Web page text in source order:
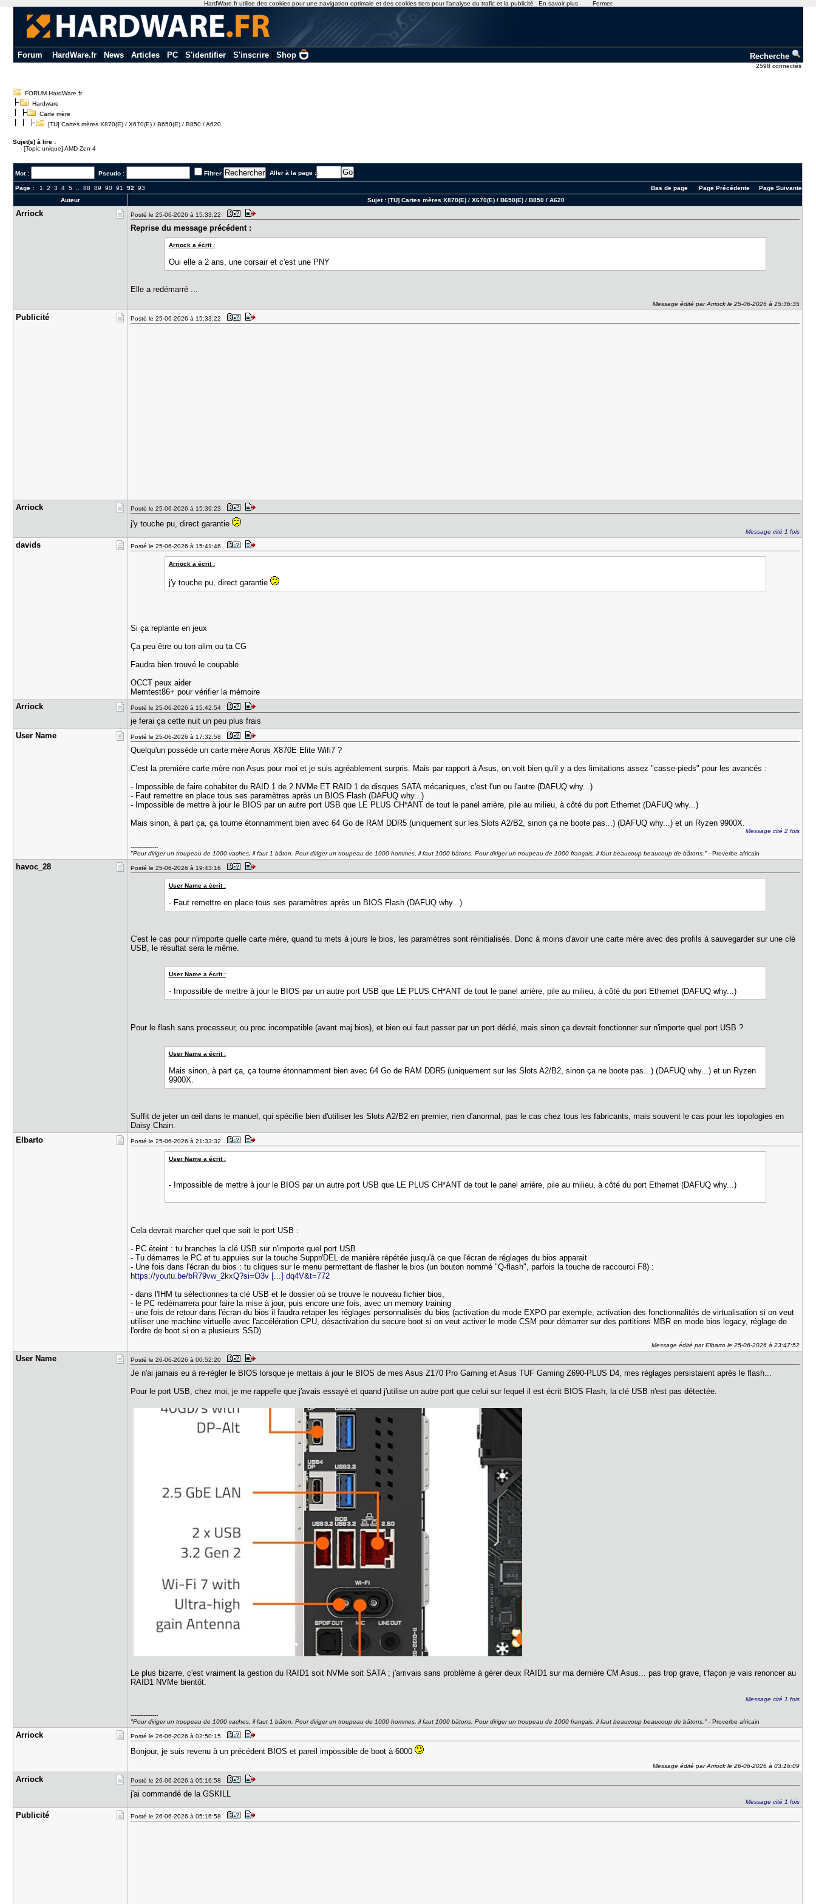
Forum HardWare.fr| News| Articles| PC| S'identifier| S'inscrire| Shop Recherche
2598 connectés
FORUM HardWare.fr
Hardware
Carte mère
[TU] Cartes mères X870(E) / X670(E) / B650(E) / B850 / A620
Sujet(s) à lire :
-[Topic unique] AMD Zen 4
Mot : Pseudo : Filtrer Aller à la page :
Page : 1 2 3 4 5 ..88 89 90 91 92 93 Page Suivante
Page Précédente
Bas de page
Auteur
Sujet :[TU] Cartes mères X870(E) / X670(E) / B650(E) / B850 / A620
Arriock Posté le 25-06-2026 à 15:33:22
Reprise du message précédent :
Arriock a écrit :
Oui elle a 2 ans, une corsair et c'est une PNY
Elle a redémarré ...
Message édité par Arriock le 25-06-2026 à 15:36:35
Publicité Posté le 25-06-2026 à 15:33:22
Arriock Posté le 25-06-2026 à 15:39:23
j'y touche pu, direct garantie
Message cité 1 fois
davids Posté le 25-06-2026 à 15:41:46
Arriock a écrit :
j'y touche pu, direct garantie
Si ça replante en jeux
Ça peu être ou ton alim ou ta CG
Faudra bien trouvé le coupable
OCCT peux aider
Memtest86+ pour vérifier la mémoire
Arriock
Posté le 25-06-2026 à 15:42:54
je ferai ça cette nuit un peu plus frais
User Name
Posté le 25-06-2026 à 17:32:58
Quelqu'un possède un carte mère Aorus X870E Elite Wifi7 ?
C'est la première carte mère non Asus pour moi et je suis agréablement surpris. Mais par rapport à Asus, on voit bien qu'il y a des limitations assez "casse-pieds" pour les avancés :
- Impossible de faire cohabiter du RAID 1 de 2 NVMe ET RAID 1 de disques SATA mécaniques, c'est l'un ou l'autre (DAFUQ why...)
- Faut remettre en place tous ses paramètres après un BIOS Flash (DAFUQ why...)
- Impossible de mettre à jour le BIOS par un autre port USB que LE PLUS CH*ANT de tout le panel arrière, pile au milieu, à côté du port Ethernet (DAFUQ why...)
Mais sinon, à part ça, ça tourne étonnamment bien avec 64 Go de RAM DDR5 (uniquement sur les Slots A2/B2, sinon ça ne boote pas...) (DAFUQ why...) et un Ryzen 9900X.
Message cité 2 fois
---------------
"Pour diriger un troupeau de 1000 vaches, il faut 1 bâton. Pour diriger un troupeau de 1000 hommes, il faut 1000 bâtons. Pour diriger un troupeau de 1000 français, il faut beaucoup beaucoup de bâtons." - Proverbe africain
havoc_28 Posté le 25-06-2026 à 19:43:16
User Name a écrit :
- Faut remettre en place tous ses paramètres après un BIOS Flash (DAFUQ why...)
C'est le cas pour n'importe quelle carte mère, quand tu mets à jours le bios, les paramètres sont réinitialisés. Donc à moins d'avoir une carte mère avec des profils à sauvegarder sur une clé
USB, le résultat sera le même.
User Name a écrit :
- Impossible de mettre à jour le BIOS par un autre port USB que LE PLUS CH*ANT de tout le panel arrière, pile au milieu, à côté du port Ethernet (DAFUQ why...)
Pour le flash sans processeur, ou proc incompatible (avant maj bios), et bien oui faut passer par un port dédié, mais sinon ça devrait fonctionner sur n'importe quel port USB ?
User Name a écrit :
Mais sinon, à part ça, ça tourne étonnamment bien avec 64 Go de RAM DDR5 (uniquement sur les Slots A2/B2, sinon ça ne boote pas...) (DAFUQ why...) et un Ryzen
9900X.
Suffit de jeter un œil dans le manuel, qui spécifie bien d'utiliser les Slots A2/B2 en premier, rien d'anormal, pas le cas chez tous les fabricants, mais souvent le cas pour les topologies en
Daisy Chain.
Elbarto
Posté le 25-06-2026 à 21:33:32
User Name a écrit :
- Impossible de mettre à jour le BIOS par un autre port USB que LE PLUS CH*ANT de tout le panel arrière, pile au milieu, à côté du port Ethernet (DAFUQ why...)
Cela devrait marcher quel que soit le port USB :
- PC éteint : tu branches la clé USB sur n'importe quel port USB
- Tu démarres le PC et tu appuies sur la touche Suppr/DEL de manière répétée jusqu'à ce que l'écran de réglages du bios apparait
- Une fois dans l'écran du bios : tu cliques sur le menu permettant de flasher le bios (un bouton nommé "Q-flash", parfois la touche de raccourci F8) :
https://youtu.be/bR79vw_2kxQ?si=O3v [...] dq4V&t=772
- dans l'IHM tu sélectionnes ta clé USB et le dossier où se trouve le nouveau fichier bios,
- le PC redémarrera pour faire la mise à jour, puis encore une fois, avec un memory training
- une fois de retour dans l'écran du bios il faudra retaper les réglages personnalisés du bios (activation du mode EXPO par exemple, activation des fonctionnalités de virtualisation si on veut
utiliser une machine virtuelle avec l'accélération CPU, désactivation du secure boot si on veut activer le mode CSM pour démarrer sur des partitions MBR en mode bios legacy, réglage de
l'ordre de boot si on a plusieurs SSD)
Message édité par Elbarto le 25-06-2026 à 23:47:52
User Name Posté le 26-06-2026 à 00:52:20
Je n'ai jamais eu à re-régler le BIOS lorsque je mettais à jour le BIOS de mes Asus Z170 Pro Gaming et Asus TUF Gaming Z690-PLUS D4, mes réglages persistaient après le flash...
Pour le port USB, chez moi, je me rappelle que j'avais essayé et quand j'utilise un autre port que celui sur lequel il est écrit BIOS Flash, la clé USB n'est pas détectée.
Le plus bizarre, c'est vraiment la gestion du RAID1 soit NVMe soit SATA ; j'arrivais sans problème à gérer deux RAID1 sur ma dernière CM Asus... pas trop grave, t'façon je vais renoncer au
RAID1 NVMe bientôt.
Message cité 1 fois
---------------
"Pour diriger un troupeau de 1000 vaches, il faut 1 bâton. Pour diriger un troupeau de 1000 hommes, il faut 1000 bâtons. Pour diriger un troupeau de 1000 français, il faut beaucoup beaucoup de bâtons." - Proverbe africain
Arriock Posté le 26-06-2026 à 02:50:15
Bonjour, je suis revenu à un précédent BIOS et pareil impossible de boot à 6000
Message édité par Arriock le 26-06-2026 à 03:16:09
Arriock Posté le 26-06-2026 à 05:16:58
j'ai commandé de la GSKILL
Message cité 1 fois
Publicité Posté le 26-06-2026 à 05:16:58
HardWare.fr utilise des cookies pour une navigation optimale et des cookies tiers pour l'analyse du trafic et la publicité En savoir plus Fermer